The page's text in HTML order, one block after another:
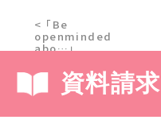
資料請求
< 「Be
openminded
abo…」